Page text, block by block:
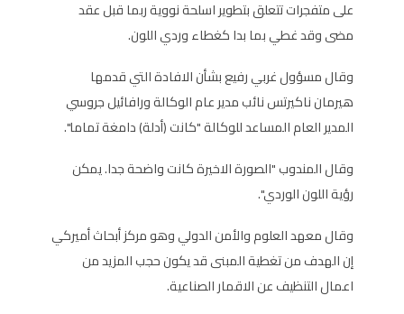
على متفجرات تتعلق بتطوير اسلحة نووية ربما قبل عقد
مضى وقد غطي بما بدا كغطاء وردي اللون.
وقال مسؤول غربي رفيع بشأن الافادة التي قدمها
هيرمان ناكيرتس نائب مدير عام الوكالة ورافائيل جروسي
المدير العام المساعد للوكالة "كانت (أدلة) دامغة تماما".
وقال المندوب "الصورة الاخيرة كانت واضحة جدا. يمكن
رؤية اللون الوردي".
وقال معهد العلوم والأمن الدولي وهو مركز أبحاث أميركي
إن الهدف من تغطية المبنى قد يكون حجب المزيد من
اعمال التنظيف عن الاقمار الصناعية.